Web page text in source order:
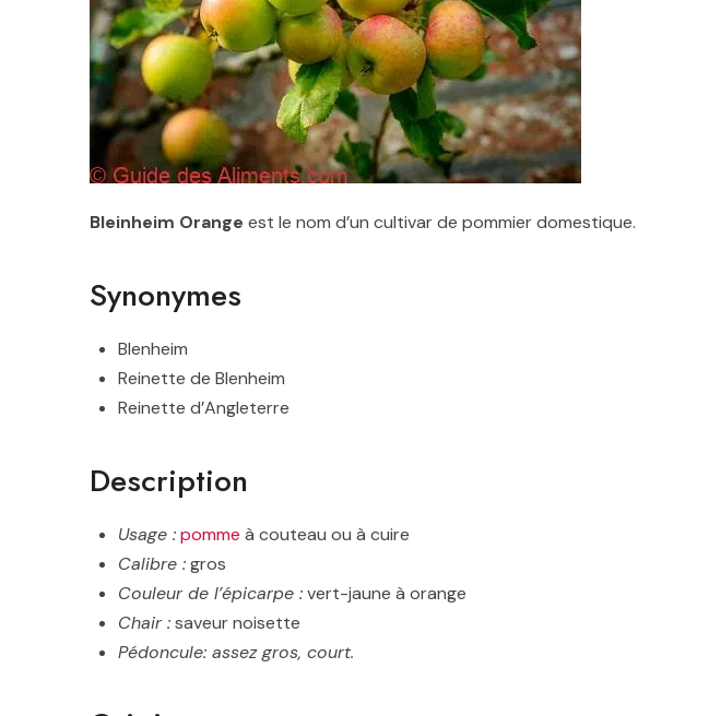
Bleinheim Orange est le nom d’un cultivar de pommier domestique.
Synonymes
Blenheim
Reinette de Blenheim
Reinette d’Angleterre
Description
Usage : pomme à couteau ou à cuire
Calibre :gros
Couleur de l’épicarpe :vert-jaune à orange
Chair :saveur noisette
Pédoncule: assez gros, court.